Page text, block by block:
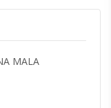
MALA